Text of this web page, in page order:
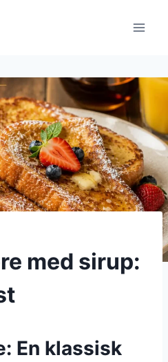
med sirup:
En klassisk